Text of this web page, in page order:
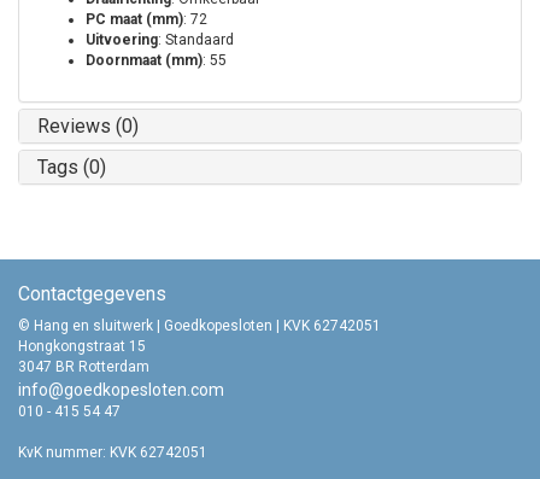
PC maat (mm): 72
Uitvoering: Standaard
Doornmaat (mm): 55
Reviews (0)
Tags (0)
Contactgegevens
© Hang en sluitwerk | Goedkopesloten | KVK 62742051
Hongkongstraat 15
3047 BR Rotterdam
info@goedkopesloten.com
010 - 415 54 47
KvK nummer: KVK 62742051